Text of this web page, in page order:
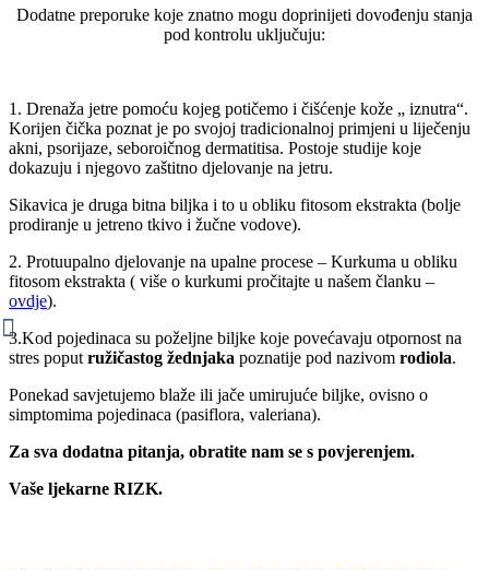
Dodatne preporuke koje znatno mogu doprinijeti dovođenju stanja
pod kontrolu uključuju:
1. Drenaža jetre pomoću kojeg potičemo i čišćenje kože „ iznutra“.
Korijen čička poznat je po svojoj tradicionalnoj primjeni u liječenju
akni, psorijaze, seboroičnog dermatitisa. Postoje studije koje
dokazuju i njegovo zaštitno djelovanje na jetru.
Sikavica je druga bitna biljka i to u obliku fitosom ekstrakta (bolje
prodiranje u jetreno tkivo i žučne vodove).
2. Protuupalno djelovanje na upalne procese – Kurkuma u obliku
fitosom ekstrakta ( više o kurkumi pročitajte u našem članku –
ovdje).
3.Kod pojedinaca su poželjne biljke koje povećavaju otpornost na
stres poput ružičastog žednjaka poznatije pod nazivom rodiola.
Ponekad savjetujemo blaže ili jače umirujuće biljke, ovisno o
simptomima pojedinaca (pasiflora, valeriana).
Za sva dodatna pitanja, obratite nam se s povjerenjem.
Vaše ljekarne RIZK.